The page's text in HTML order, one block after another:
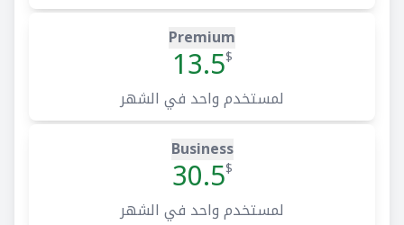
Premium
$
13.5
لمستخدم واحد في الشهر
Business
$
30.5
لمستخدم واحد في الشهر